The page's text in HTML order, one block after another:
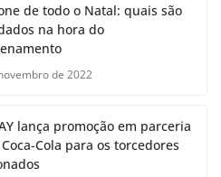
de todo o Natal: quais são
na hora do
de 2022
lança promoção em parceria
Cola para os torcedores